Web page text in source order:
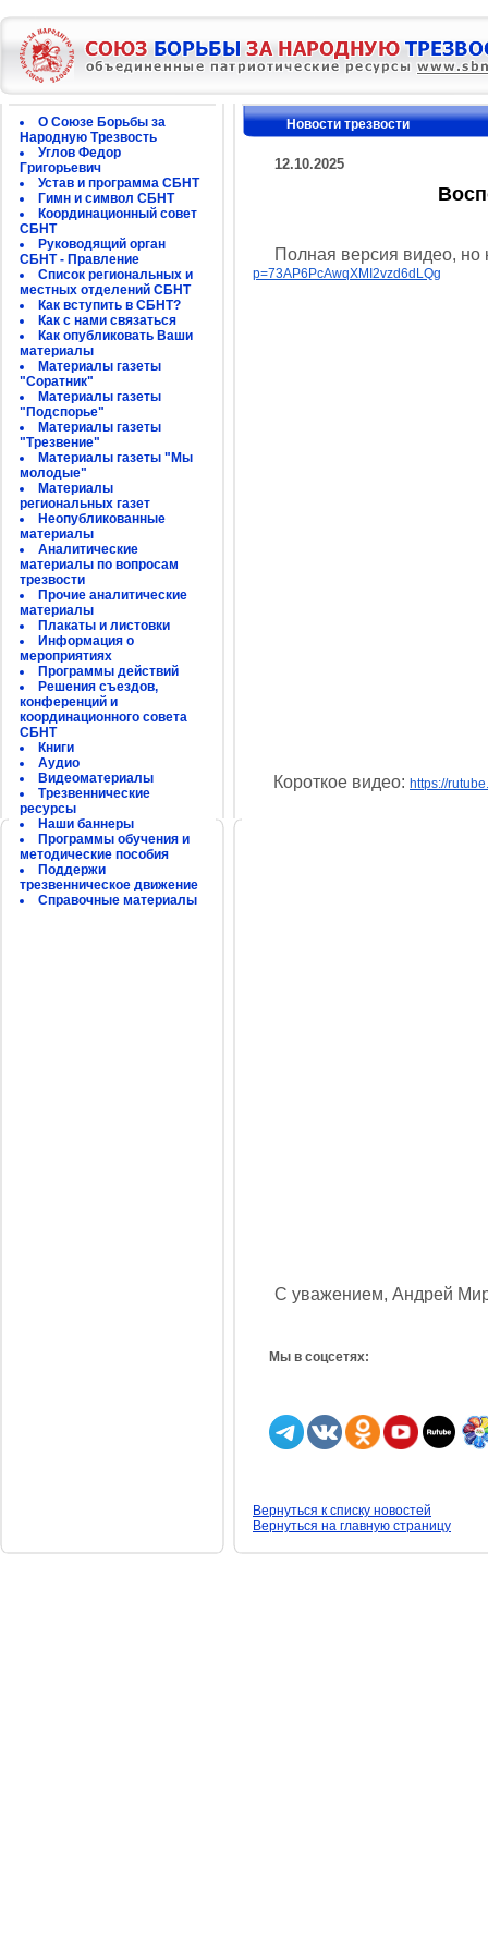
О Союзе Борьбы за
Народную Трезвость
Углов Федор
Григорьевич
Устав и программа СБНТ
Гимн и символ СБНТ
Координационный совет
СБНТ
Руководящий орган
СБНТ - Правление
Список региональных и
местных отделений СБНТ
Как вступить в СБНТ?
Как с нами связаться
Как опубликовать Ваши
материалы
Материалы газеты
"Соратник"
Материалы газеты
"Подспорье"
Материалы газеты
"Трезвение"
Материалы газеты "Мы
молодые"
Материалы
региональных газет
Неопубликованные
материалы
Аналитические
материалы по вопросам
трезвости
Прочие аналитические
материалы
Плакаты и листовки
Информация о
мероприятиях
Программы действий
Решения съездов,
конференций и
координационного совета
СБНТ
Книги
Аудио
Видеоматериалы
Трезвеннические
ресурсы
Наши баннеры
Программы обучения и
методические пособия
Поддержи
трезвенническое движение
Справочные материалы
Новости трезвости
12.10.2025
Полная версия видео, но
p=73AP6PcAwqXMI2vzd6dLQg
Короткое видео: https://
С уважением, Андрей
Мы в соцсетях:
Вернуться к списку новостей
Вернуться на главную страницу